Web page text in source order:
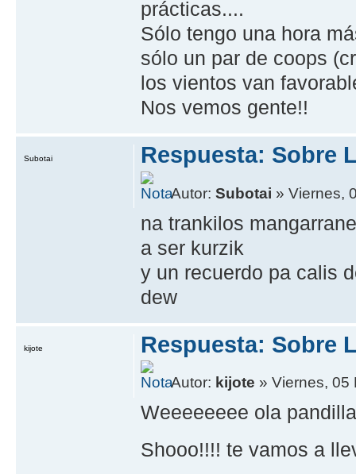
prácticas....
Sólo tengo una hora
sólo un par de coops
los vientos van
Nos vemos gente!!
Respuesta: Sobre
Autor:Subotai » Viernes,
na trankilos
a ser kurzik
y un recuerdo pa calis
dew
Subotai
Respuesta: Sobre
Autor: kijote » Viernes, 05
Weeeeeeee ola
Shooo!!!! te vamos a
kijote